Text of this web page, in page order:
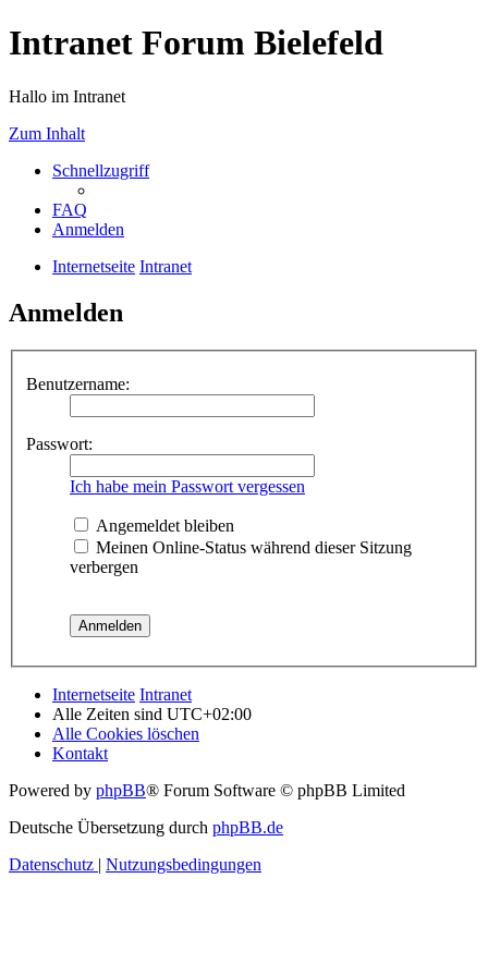
Intranet Forum Bielefeld
Hallo im Intranet
Zum Inhalt
Schnellzugriff
FAQ
Anmelden
Internetseite Intranet
Anmelden
Benutzername:
Passwort:
Ich habe mein Passwort vergessen
Angemeldet bleiben
Meinen Online-Status während dieser Sitzung
verbergen
Internetseite Intranet
Alle Zeiten sind UTC+02:00
Alle Cookies löschen
Kontakt
Powered by phpBB® Forum Software © phpBB Limited
Deutsche Übersetzung durch phpBB.de
Datenschutz | Nutzungsbedingungen